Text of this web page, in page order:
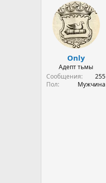
м
ы
а
ч
а
л
а
Only
Адепт тьмы
Сообщения
255
Пол
Мужчина